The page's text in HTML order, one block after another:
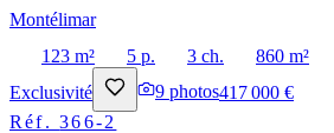
Montélimar
123 m²
5 p. 3 ch.
860 m²
Exclusivité
9 photos417 000 €
Réf.366-2